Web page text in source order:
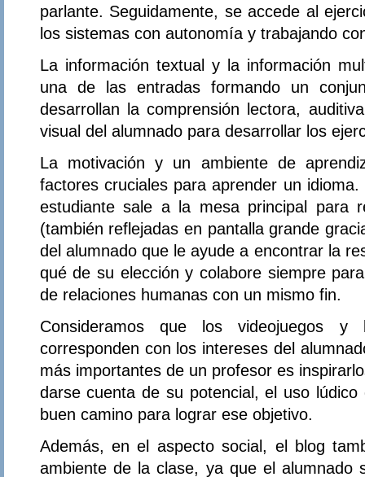
parlante. Seguidamente, se accede al
los sistemas con autonomía y trabajando
La información textual y la información
una de las entradas formando un
desarrollan la comprensión lectora,
visual del alumnado para desarrollar los
La motivación y un ambiente de
factores cruciales para aprender un
estudiante sale a la mesa principal para
(también reflejadas en pantalla grande
del alumnado que le ayude a encontrar la
qué de su elección y colabore siempre
de relaciones humanas con un mismo fin.
Consideramos que los videojuegos y
corresponden con los intereses del
más importantes de un profesor es
darse cuenta de su potencial, el uso
buen camino para lograr ese objetivo.
Además, en el aspecto social, el blog
ambiente de la clase, ya que el alumnado